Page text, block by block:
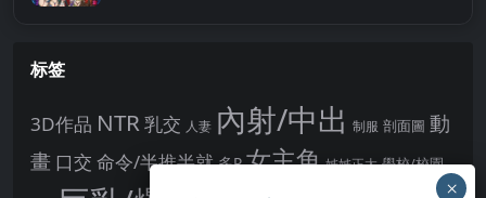
标签
3D作品 NTR 乳交 人妻 內射/中出 制服 剖面圖 動
畫 口交 命令/半推半就 多P 女主角 姊姊正太 學校/校園